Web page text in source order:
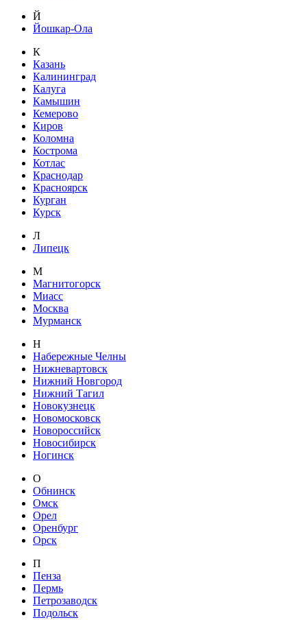
Й
Йошкар-Ола
К
Казань
Калининград
Калуга
Камышин
Кемерово
Киров
Коломна
Кострома
Котлас
Краснодар
Красноярск
Курган
Курск
Л
Липецк
М
Магнитогорск
Миасс
Москва
Мурманск
Н
Набережные Челны
Нижневартовск
Нижний Новгород
Нижний Тагил
Новокузнецк
Новомосковск
Новороссийск
Новосибирск
Ногинск
О
Обнинск
Омск
Орел
Оренбург
Орск
П
Пенза
Пермь
Петрозаводск
Подольск